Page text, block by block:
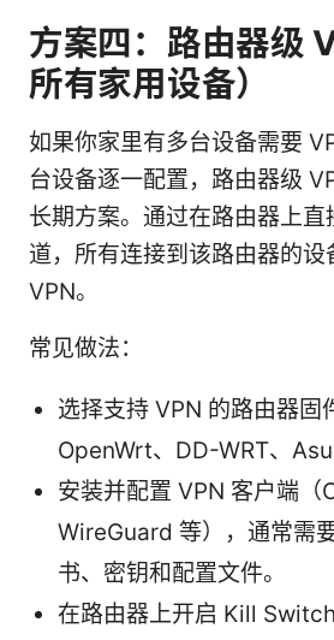
方案四：路由器级
所有家用设备）
如果你家里有多台设备需要
台设备逐一配置，路由器级
长期方案。通过在路由器上直
道，所有连接到该路由器的设
VPN。
常见做法：
选择支持 VPN 的路由器固
OpenWrt、DD-WRT、
安装并配置 VPN 客户端（
WireGuard 等），通常需
书、密钥和配置文件。
在路由器上开启 Kill